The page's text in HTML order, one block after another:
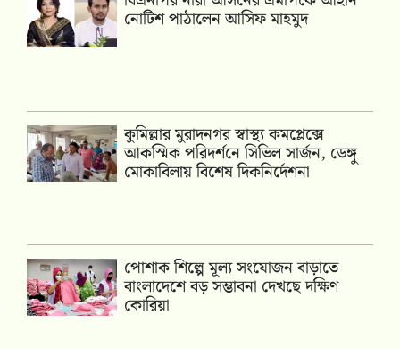
নোটিশ পাঠালেন আসিফ মাহমুদ
কুমিল্লার মুরাদনগর স্বাস্থ্য কমপ্লেক্সে
আকস্মিক পরিদর্শনে সিভিল সার্জন, ডেঙ্গু
মোকাবিলায় বিশেষ দিকনির্দেশনা
পোশাক শিল্পে মূল্য সংযোজন বাড়াতে
বাংলাদেশে বড় সম্ভাবনা দেখছে দক্ষিণ
কোরিয়া